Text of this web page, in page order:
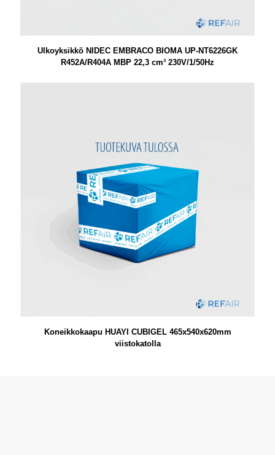
Ulkoyksikkö NIDEC EMBRACO BIOMA UP-NT6226GK
R452A/R404A MBP 22,3 cm³ 230V/1/50Hz
Koneikkokaapu HUAYI CUBIGEL 465x540x620mm
viistokatolla